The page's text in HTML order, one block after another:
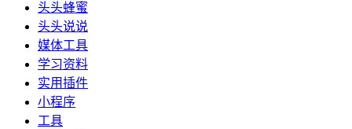
头头蜂蜜
头头说说
媒体工具
学习资料
实用插件
小程序
工具